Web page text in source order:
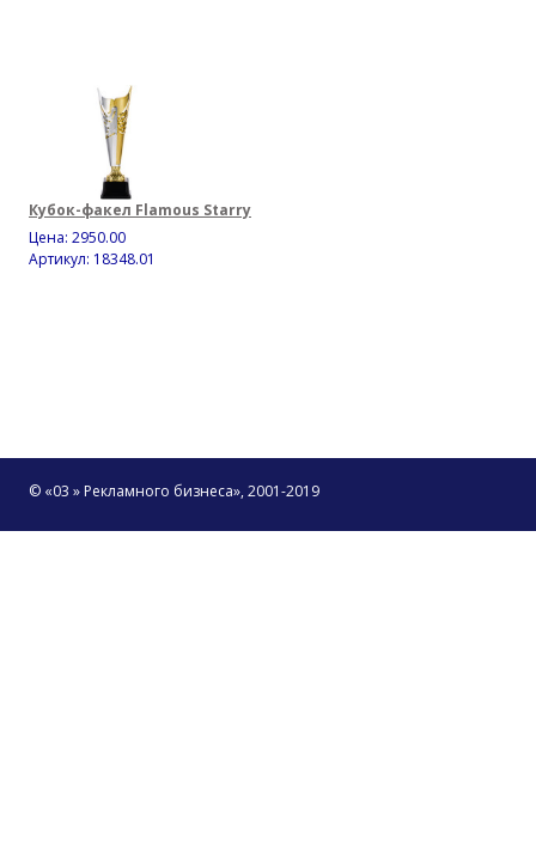
Кубок-факел Flamous Starry
Цена: 2950.00
Артикул: 18348.01
© «03 » Рекламного бизнеса», 2001-2019